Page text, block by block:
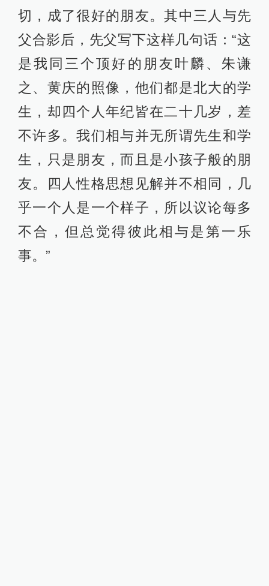
切，成了很好的朋友。其中三人与先
父合影后，先父写下这样几句话：“这
是我同三个顶好的朋友叶麟、朱谦
之、黄庆的照像，他们都是北大的学
生，却四个人年纪皆在二十几岁，差
不许多。我们相与并无所谓先生和学
生，只是朋友，而且是小孩子般的朋
友。四人性格思想见解并不相同，几
乎一个人是一个样子，所以议论每多
不合，但总觉得彼此相与是第一乐
事。”